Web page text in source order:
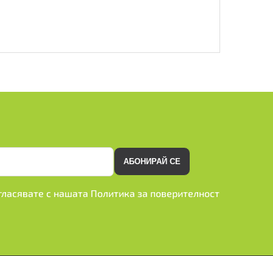
АБОНИРАЙ СЕ
с нашата Политика за поверителност